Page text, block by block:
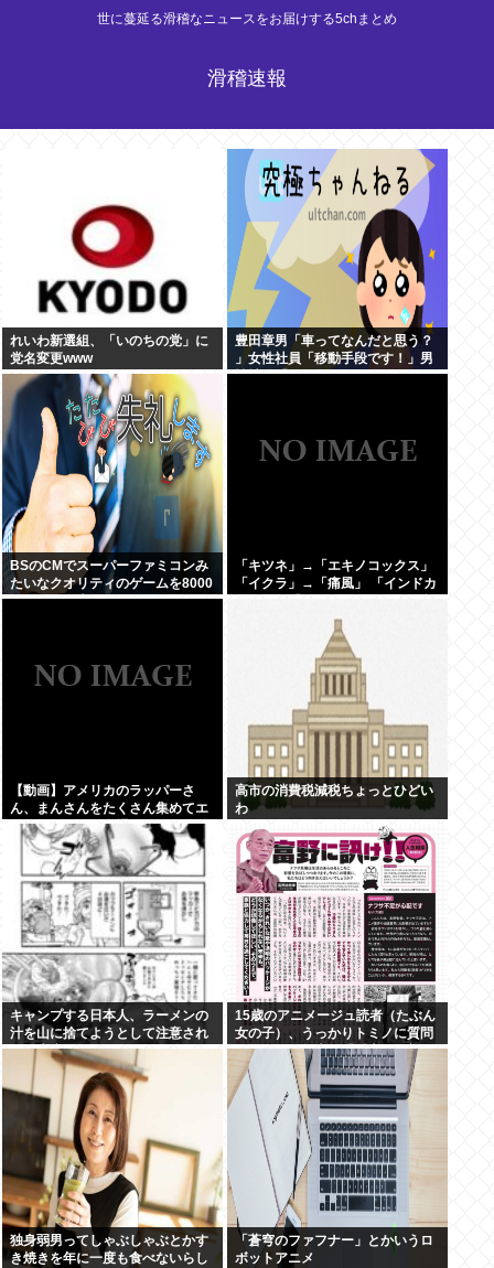
世に蔓延る滑稽なニュースをお届けする5chまとめ
滑稽速報
れいわ新選組、「いのちの党」に
党名変更www
豊田章男「車ってなんだと思う？
」女性社員「移動手段です！」男
性社員「…w」
BSのCMでスーパーファミコンみ
たいなクオリティのゲームを8000
円ぐらいで売ってるでしょ
「キツネ」→「エキノコックス」
「イクラ」→「痛風」 「インドカ
言葉でしか話せない人いるでし
【動画】アメリカのラッパーさ
ん、まんさんをたくさん集めてエ
チエチダンスを全裸で踊るMVを撮
ってしまう❤
高市の消費税減税ちょっとひどい
わ
キャンプする日本人、ラーメンの
汁を山に捨てようとして注意され
て不貞腐れる
15歳のアニメージュ読者（たぶん
女の子）、うっかりトミノに質問
してしまい無事に『反米』思想を
叩き込まれる… この人ガンダム創
ってて
独身弱男ってしゃぶしゃぶとかす
き焼きを年に一度も食べないらし
「蒼穹のファフナー」とかいうロ
ボットアニメ